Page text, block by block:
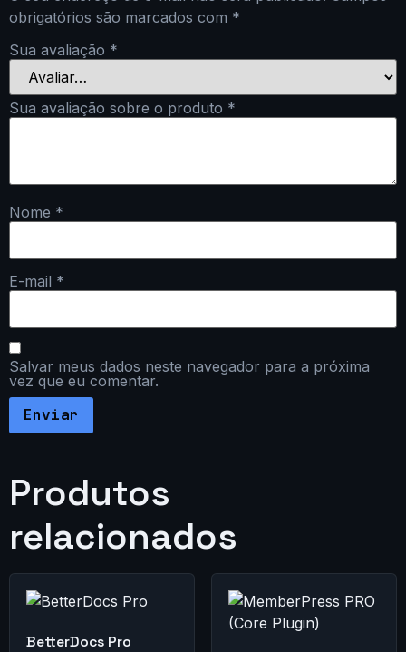
obrigatórios são marcados com *
Sua avaliação *
Sua avaliação sobre o produto *
Nome *
E-mail *
Salvar meus dados neste navegador para a próxima
vez que eu comentar.
Produtos
relacionados
BetterDocs Pro